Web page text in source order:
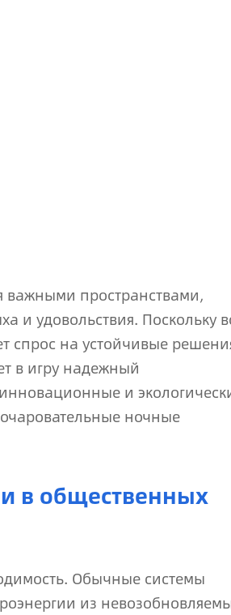
важными пространствами,
и удовольствия. Поскольку
спрос на устойчивые
в игру надежный
и
ночные
в общественных
Обычные системы
из